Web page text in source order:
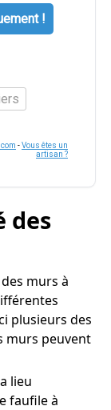
!
-Vous êtes un
artisan ?
des
murs à
plusieurs des
murs peuvent
lieu
faufile à